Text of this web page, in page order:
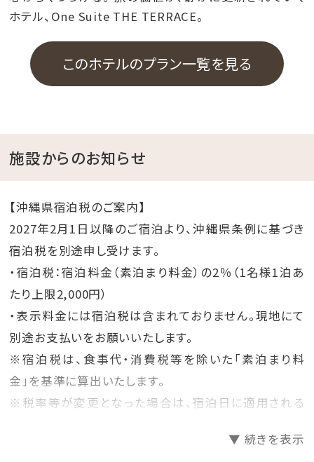
ホテル、One Suite THE TERRACE。
このホテルのプラン一覧を見る
施設からのお知らせ
【沖縄県宿泊税のご案内】
2027年2月1日以降のご宿泊より、沖縄県条例に基づき
宿泊税を別途申し受けます。
・宿泊税：宿泊料金（素泊まり料金）の2％（1名様1泊あ
たり上限2,000円）
・表示料金には宿泊税は含まれておりません。現地にて
別途お支払いをお願いいたします。
※宿泊税は、食事代・消費税等を除いた「素泊まり料
金」を基準に算出いたします。
※税率等が変更となった場合は、宿泊日に適用される
▼ 続きを表示